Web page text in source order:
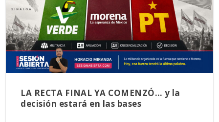
LA RECTA FINAL YA COMENZÓ… y la
decisión estará en las bases